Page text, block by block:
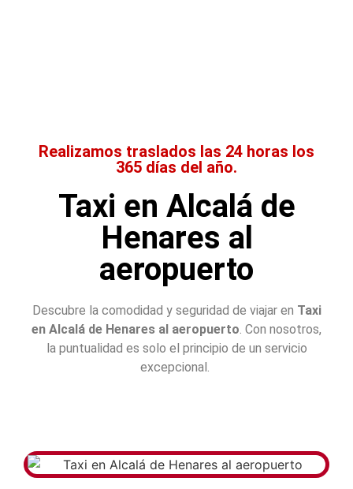
Realizamos traslados las 24 horas los
365 días del año.
Taxi en Alcalá de
Henares al
aeropuerto
Descubre la comodidad y seguridad de viajar en Taxi
en Alcalá de Henares al aeropuerto. Con nosotros,
la puntualidad es solo el principio de un servicio
excepcional.